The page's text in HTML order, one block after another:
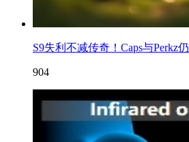
S9失利不减传奇！Caps与Perkz仍
904